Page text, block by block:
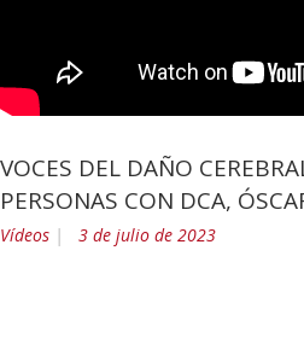
VOCES DEL DAÑO
PERSONAS CON DCA,
Vídeos 3 de julio de 2023